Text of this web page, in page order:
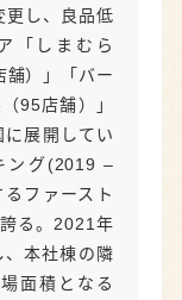
更し、良品低
「しまむら
舗）」「バー
95店舗）」
に展開してい
ング(2019 –
ファースト
る。2021年
、本社棟の隣
面積となる